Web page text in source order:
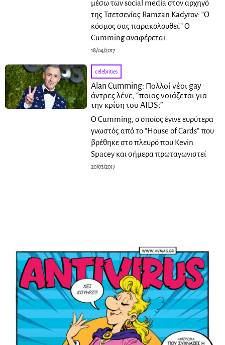
μέσω των social media στον αρχηγό
της Τσετσενίας Ramzan Kadyrov: “Ο
κόσμος σας παρακολουθεί.” Ο
Cumming αναφέρεται
18/04/2017
celebrities
Alan Cumming: Πολλοί νέοι gay
άντρες λένε, “ποιος νοιάζεται για
την κρίση του AIDS;”
Ο Cumming, ο οποίος έγινε ευρύτερα
γνωστός από το “House of Cards” που
βρέθηκε στο πλευρό που Kevin
Spacey και σήμερα πρωταγωνιστεί
20/03/2017